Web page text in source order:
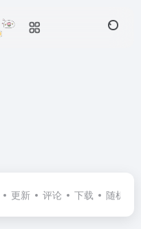
更新 评论 下载 随机